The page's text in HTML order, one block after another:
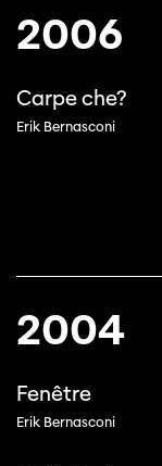
2006
Carpe che?
Erik Bernasconi
2004
Fenêtre
Erik Bernasconi